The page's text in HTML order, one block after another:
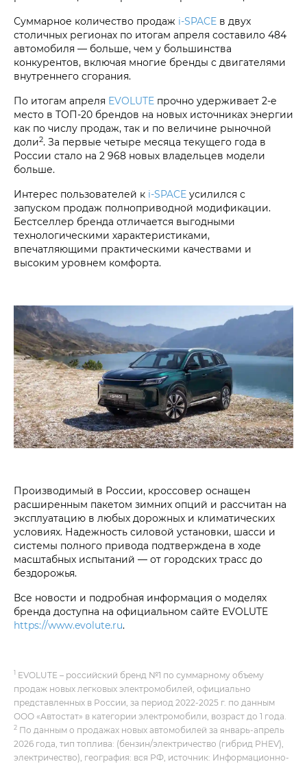
Суммарное количество продаж i‑SPACE в двух
столичных регионах по итогам апреля составило 484
автомобиля — больше, чем у большинства
конкурентов, включая многие бренды с двигателями
внутреннего сгорания.
По итогам апреля EVOLUTE прочно удерживает 2-е
место в ТОП-20 брендов на новых источниках энергии
как по числу продаж, так и по величине рыночной
доли2. За первые четыре месяца текущего года в
России стало на 2 968 новых владельцев модели
больше.
Интерес пользователей к i‑SPACE усилился с
запуском продаж полноприводной модификации.
Бестселлер бренда отличается выгодными
технологическими характеристиками,
впечатляющими практическими качествами и
высоким уровнем комфорта.
Производимый в России, кроссовер оснащен
расширенным пакетом зимних опций и рассчитан на
эксплуатацию в любых дорожных и климатических
условиях. Надежность силовой установки, шасси и
системы полного привода подтверждена в ходе
масштабных испытаний — от городских трасс до
бездорожья.
Все новости и подробная информация о моделях
бренда доступна на официальном сайте EVOLUTE
https://www.evolute.ru.
1 EVOLUTE – российский бренд №1 по суммарному объему
продаж новых легковых электромобилей, официально
представленных в России, за период 2022-2025 г. по данным
ООО «Автостат» в категории электромобили, возраст до 1 года.
2 По данным о продажах новых автомобилей за январь-апрель
2026 года, тип топлива: (бензин/электричество (гибрид PHEV),
электричество), география: вся РФ, источник: Информационно-